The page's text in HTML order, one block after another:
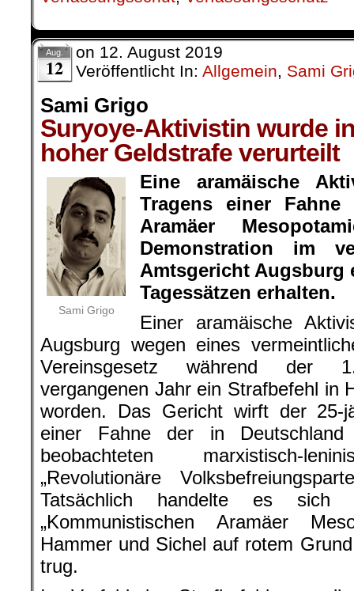
Aug.
12
on 12. August 2019
Veröffentlicht In: Allgemein, Sami
Sami Grigo
Suryoye-Aktivistin wurde
hoher Geldstrafe verurteilt
Sami Grigo
Eine aramäische
Tragens einer Fahne
Aramäer
Demonstration im
Amtsgericht Augsburg
Tagessätzen erhalten.
Einer aramäische
Augsburg wegen eines
Vereinsgesetz während der
vergangenen Jahr ein Strafbefehl in
worden. Das Gericht wirft der 25-
einer Fahne der in Deutschland
beobachteten marxistisch-
„Revolutionäre
Tatsächlich handelte es
„Kommunistischen Aramäer
Hammer und Sichel auf rotem
trug.